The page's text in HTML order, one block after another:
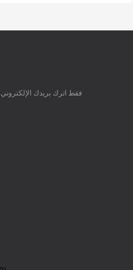
فقط اترك بريدك